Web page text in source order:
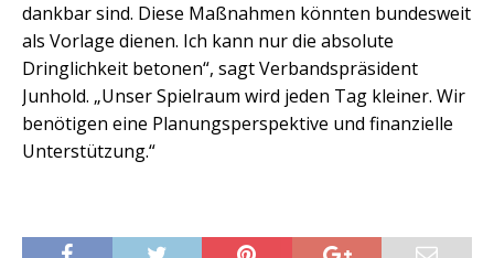
dankbar sind. Diese Maßnahmen könnten bundesweit
als Vorlage dienen. Ich kann nur die absolute
Dringlichkeit betonen“, sagt Verbandspräsident
Junhold. „Unser Spielraum wird jeden Tag kleiner. Wir
benötigen eine Planungsperspektive und finanzielle
Unterstützung.“